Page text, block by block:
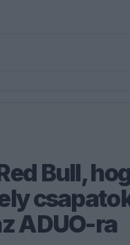
Bull,
ADUO-ra